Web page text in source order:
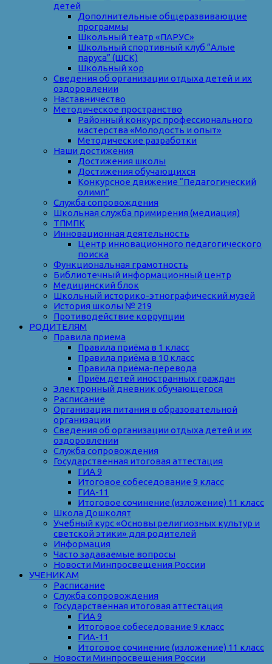
детей
Дополнительные общеразвивающие
программы
Школьный театр «ПАРУС»
Школьный спортивный клуб “Алые
паруса” (ШСК)
Школьный хор
Сведения об организации отдыха детей и их
оздоровлении
Наставничество
Методическое пространство
Районный конкурс профессионального
мастерства «Молодость и опыт»
Методические разработки
Наши достижения
Достижения школы
Достижения обучающихся
Конкурсное движение “Педагогический
олимп”
Служба сопровождения
Школьная служба примирения (медиация)
ТПМПК
Инновационная деятельность
Центр инновационного педагогического
поиска
Функциональная грамотность
Библиотечный информационный центр
Медицинский блок
Школьный историко-этнографический музей
История школы № 219
Противодействие коррупции
РОДИТЕЛЯМ
Правила приема
Правила приёма в 1 класс
Правила приёма в 10 класс
Правила приёма-перевода
Приём детей иностранных граждан
Электронный дневник обучающегося
Расписание
Организация питания в образовательной
организации
Сведения об организации отдыха детей и их
оздоровлении
Служба сопровождения
Государственная итоговая аттестация
ГИА 9
Итоговое собеседование 9 класс
ГИА-11
Итоговое сочинение (изложение) 11 класс
Школа Дошколят
Учебный курс «Основы религиозных культур и
светской этики» для родителей
Информация
Часто задаваемые вопросы
Новости Минпросвещения России
УЧЕНИКАМ
Расписание
Служба сопровождения
Государственная итоговая аттестация
ГИА 9
Итоговое собеседование 9 класс
ГИА-11
Итоговое сочинение (изложение) 11 класс
Новости Минпросвещения России